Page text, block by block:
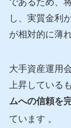
であるため、
し、実質金利
が相対的に薄
大手資産運用
上昇している
ムへの信頼を
ています 。